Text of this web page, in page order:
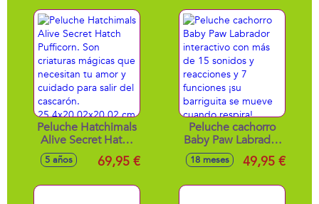
Peluche Hatchimals
Alive Secret Hatch
Pufficorn. Son
criaturas mágicas
5 años 69,95 €
Peluche cachorro
Baby Paw Labrador
interactivo con más
de 15 sonidos y
18 meses 49,95 €